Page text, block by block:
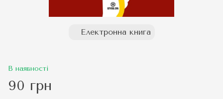
Електронна книга
В наявності
90 грн